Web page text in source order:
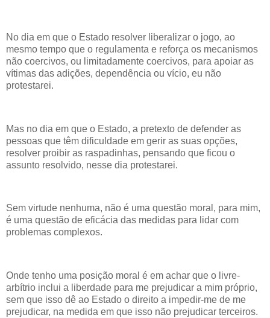
No dia em que o Estado resolver liberalizar o jogo, ao
mesmo tempo que o regulamenta e reforça os mecanismos
não coercivos, ou limitadamente coercivos, para apoiar as
vítimas das adições, dependência ou vício, eu não
protestarei.
Mas no dia em que o Estado, a pretexto de defender as
pessoas que têm dificuldade em gerir as suas opções,
resolver proibir as raspadinhas, pensando que ficou o
assunto resolvido, nesse dia protestarei.
Sem virtude nenhuma, não é uma questão moral, para mim,
é uma questão de eficácia das medidas para lidar com
problemas complexos.
Onde tenho uma posição moral é em achar que o livre-
arbítrio inclui a liberdade para me prejudicar a mim próprio,
sem que isso dê ao Estado o direito a impedir-me de me
prejudicar, na medida em que isso não prejudicar terceiros.